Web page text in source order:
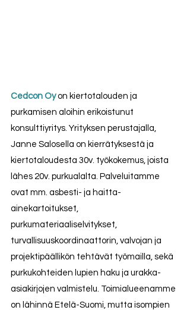
Cedcon Oy on kiertotalouden ja
purkamisen aloihin erikoistunut
konsulttiyritys. Yrityksen perustajalla,
Janne Salosella on kierrätyksestä ja
kiertotaloudesta 30v. työkokemus, joista
lähes 20v. purkualalta. Palveluitamme
ovat mm. asbesti- ja haitta-
ainekartoitukset,
purkumateriaaliselvitykset,
turvallisuuskoordinaattorin, valvojan ja
projektipäällikön tehtävät työmailla, sekä
purkukohteiden lupien haku ja urakka-
asiakirjojen valmistelu. Toimialueenamme
on lähinnä Etelä-Suomi, mutta isompien